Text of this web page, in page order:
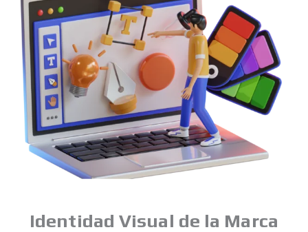
Identidad Visual de la Marca